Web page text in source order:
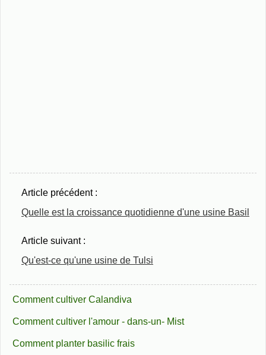
Article précédent :
Quelle est la croissance quotidienne d'une usine Basil
Article suivant :
Qu'est-ce qu'une usine de Tulsi
Comment cultiver Calandiva
Comment cultiver l'amour - dans-un- Mist
Comment planter basilic frais